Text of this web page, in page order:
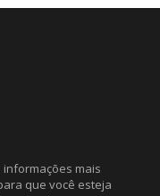
informações mais
que você esteja